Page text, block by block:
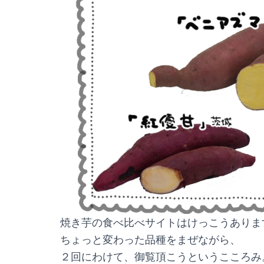
焼き芋の食べ比べサイトはけっこうあり
ちょっと変わった品種をまぜながら、
２回にわけて、御覧頂こうというこころみ